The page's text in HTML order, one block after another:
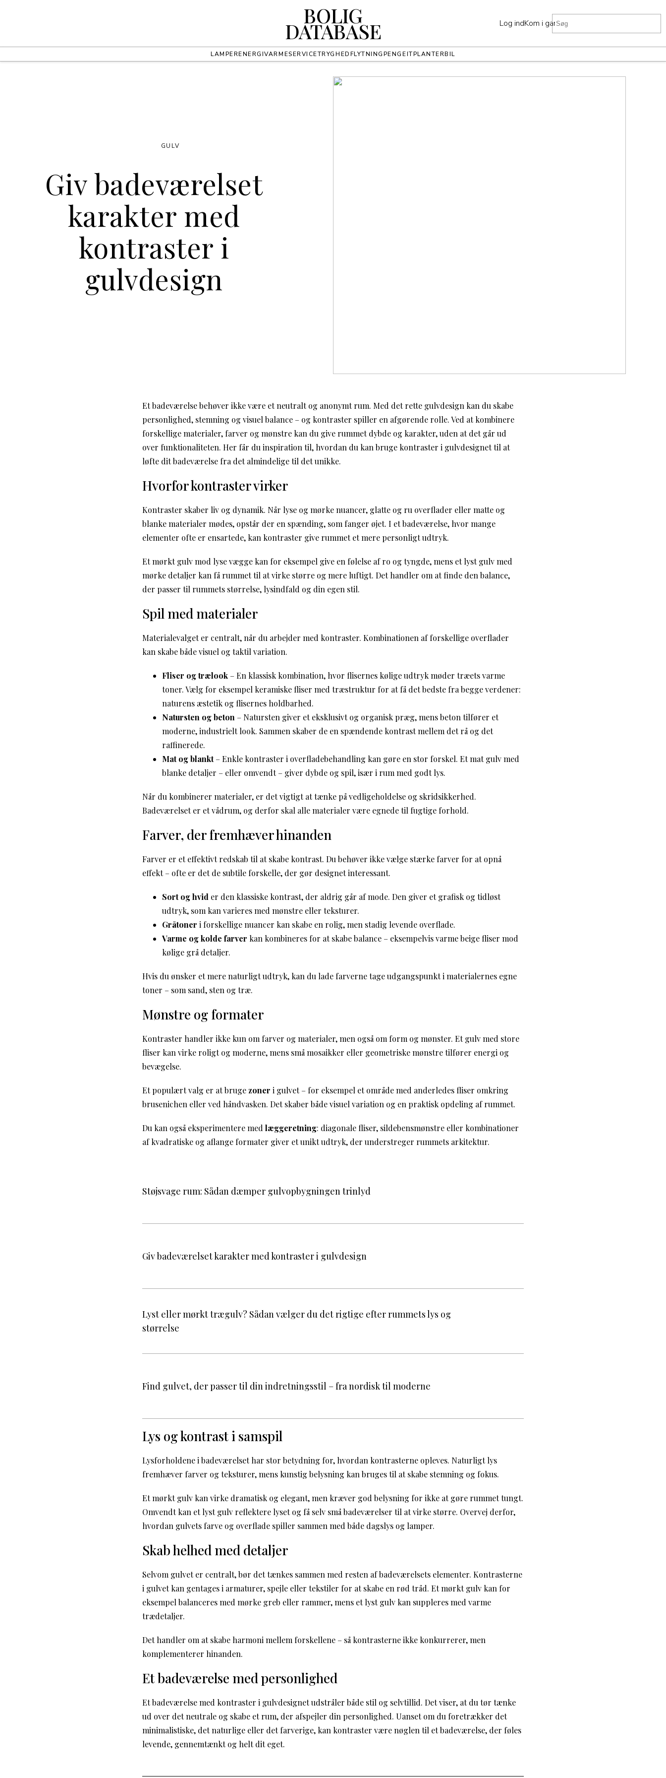
BOLIG
DATABASE Log indKom i gang
LAMPERENERGIVARMESERVICETRYGHEDFLYTNINGPENGEITPLANTERBIL
Giv badeværelset
karakter med
kontraster i
gulvdesign
GULV
Et badeværelse behøver ikke være et neutralt og anonymt rum. Med det rette gulvdesign kan du skabe
personlighed, stemning og visuel balance – og kontraster spiller en afgørende rolle. Ved at kombinere
forskellige materialer, farver og mønstre kan du give rummet dybde og karakter, uden at det går ud
over funktionaliteten. Her får du inspiration til, hvordan du kan bruge kontraster i gulvdesignet til at
løfte dit badeværelse fra det almindelige til det unikke.
Hvorfor kontraster virker
Kontraster skaber liv og dynamik. Når lyse og mørke nuancer, glatte og ru overflader eller matte og
blanke materialer mødes, opstår der en spænding, som fanger øjet. I et badeværelse, hvor mange
elementer ofte er ensartede, kan kontraster give rummet et mere personligt udtryk.
Et mørkt gulv mod lyse vægge kan for eksempel give en følelse af ro og tyngde, mens et lyst gulv med
mørke detaljer kan få rummet til at virke større og mere luftigt. Det handler om at finde den balance,
der passer til rummets størrelse, lysindfald og din egen stil.
Spil med materialer
Materialevalget er centralt, når du arbejder med kontraster. Kombinationen af forskellige overflader
kan skabe både visuel og taktil variation.
Fliser og trælook – En klassisk kombination, hvor flisernes kølige udtryk møder træets varme
toner. Vælg for eksempel keramiske fliser med træstruktur for at få det bedste fra begge verdener:
naturens æstetik og flisernes holdbarhed.
Natursten og beton – Natursten giver et eksklusivt og organisk præg, mens beton tilfører et
moderne, industrielt look. Sammen skaber de en spændende kontrast mellem det rå og det
raffinerede.
Mat og blankt– Enkle kontraster i overfladebehandling kan gøre en stor forskel. Et mat gulv med
blanke detaljer – eller omvendt – giver dybde og spil, især i rum med godt lys.
Når du kombinerer materialer, er det vigtigt at tænke på vedligeholdelse og skridsikkerhed.
Badeværelset er et vådrum, og derfor skal alle materialer være egnede til fugtige forhold.
Farver, der fremhæver hinanden
Farver er et effektivt redskab til at skabe kontrast. Du behøver ikke vælge stærke farver for at opnå
effekt – ofte er det de subtile forskelle, der gør designet interessant.
Sort og hvid er den klassiske kontrast, der aldrig går af mode. Den giver et grafisk og tidløst
udtryk, som kan varieres med mønstre eller teksturer.
Gråtoner i forskellige nuancer kan skabe en rolig, men stadig levende overflade.
Varme og kolde farver kan kombineres for at skabe balance – eksempelvis varme beige fliser mod
kølige grå detaljer.
Hvis du ønsker et mere naturligt udtryk, kan du lade farverne tage udgangspunkt i materialernes egne
toner – som sand, sten og træ.
Mønstre og formater
Kontraster handler ikke kun om farver og materialer, men også om form og mønster. Et gulv med store
fliser kan virke roligt og moderne, mens små mosaikker eller geometriske mønstre tilfører energi og
bevægelse.
Et populært valg er at bruge zoner i gulvet – for eksempel et område med anderledes fliser omkring
brusenichen eller ved håndvasken. Det skaber både visuel variation og en praktisk opdeling af rummet.
Du kan også eksperimentere med læggeretning: diagonale fliser, sildebensmønstre eller kombinationer
af kvadratiske og aflange formater giver et unikt udtryk, der understreger rummets arkitektur.
Støjsvage rum: Sådan dæmper gulvopbygningen trinlyd
Giv badeværelset karakter med kontraster i gulvdesign
Lyst eller mørkt trægulv? Sådan vælger du det rigtige efter rummets lys og
størrelse
Find gulvet, der passer til din indretningsstil – fra nordisk til moderne
Lys og kontrast i samspil
Lysforholdene i badeværelset har stor betydning for, hvordan kontrasterne opleves. Naturligt lys
fremhæver farver og teksturer, mens kunstig belysning kan bruges til at skabe stemning og fokus.
Et mørkt gulv kan virke dramatisk og elegant, men kræver god belysning for ikke at gøre rummet tungt.
Omvendt kan et lyst gulv reflektere lyset og få selv små badeværelser til at virke større. Overvej derfor,
hvordan gulvets farve og overflade spiller sammen med både dagslys og lamper.
Skab helhed med detaljer
Selvom gulvet er centralt, bør det tænkes sammen med resten af badeværelsets elementer. Kontrasterne
i gulvet kan gentages i armaturer, spejle eller tekstiler for at skabe en rød tråd. Et mørkt gulv kan for
eksempel balanceres med mørke greb eller rammer, mens et lyst gulv kan suppleres med varme
trædetaljer.
Det handler om at skabe harmoni mellem forskellene – så kontrasterne ikke konkurrerer, men
komplementerer hinanden.
Et badeværelse med personlighed
Et badeværelse med kontraster i gulvdesignet udstråler både stil og selvtillid. Det viser, at du tør tænke
ud over det neutrale og skabe et rum, der afspejler din personlighed. Uanset om du foretrækker det
minimalistiske, det naturlige eller det farverige, kan kontraster være nøglen til et badeværelse, der føles
levende, gennemtænkt og helt dit eget.